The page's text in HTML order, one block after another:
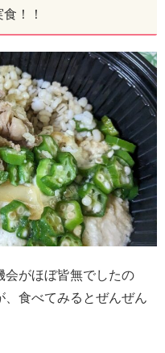
！！
会がほぼ皆無でしたの
、食べてみるとぜんぜん